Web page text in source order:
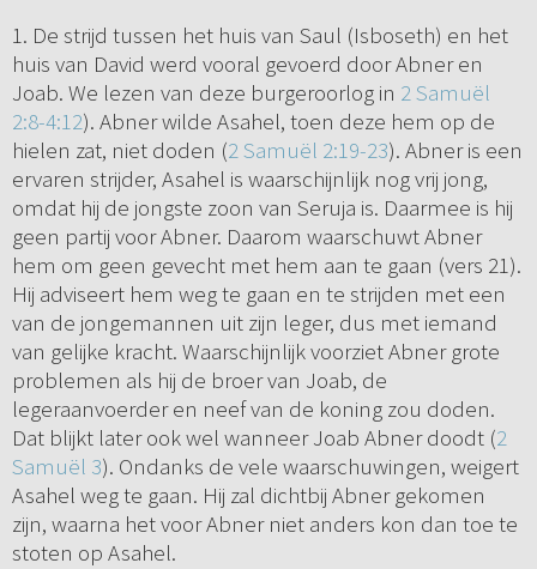
1. De strijd tussen het huis van Saul (Isboseth) en het
huis van David werd vooral gevoerd door Abner en
Joab. We lezen van deze burgeroorlog in 2 Samuël
2:8-4:12). Abner wilde Asahel, toen deze hem op de
hielen zat, niet doden (2 Samuël 2:19-23). Abner is een
ervaren strijder, Asahel is waarschijnlijk nog vrij jong,
omdat hij de jongste zoon van Seruja is. Daarmee is hij
geen partij voor Abner. Daarom waarschuwt Abner
hem om geen gevecht met hem aan te gaan (vers 21).
Hij adviseert hem weg te gaan en te strijden met een
van de jongemannen uit zijn leger, dus met iemand
van gelijke kracht. Waarschijnlijk voorziet Abner grote
problemen als hij de broer van Joab, de
legeraanvoerder en neef van de koning zou doden.
Dat blijkt later ook wel wanneer Joab Abner doodt (2
Samuël 3). Ondanks de vele waarschuwingen, weigert
Asahel weg te gaan. Hij zal dichtbij Abner gekomen
zijn, waarna het voor Abner niet anders kon dan toe te
stoten op Asahel.